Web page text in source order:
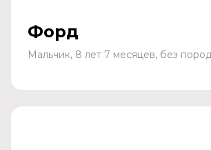
Форд
Мальчик, 8 лет 7 месяцев, без